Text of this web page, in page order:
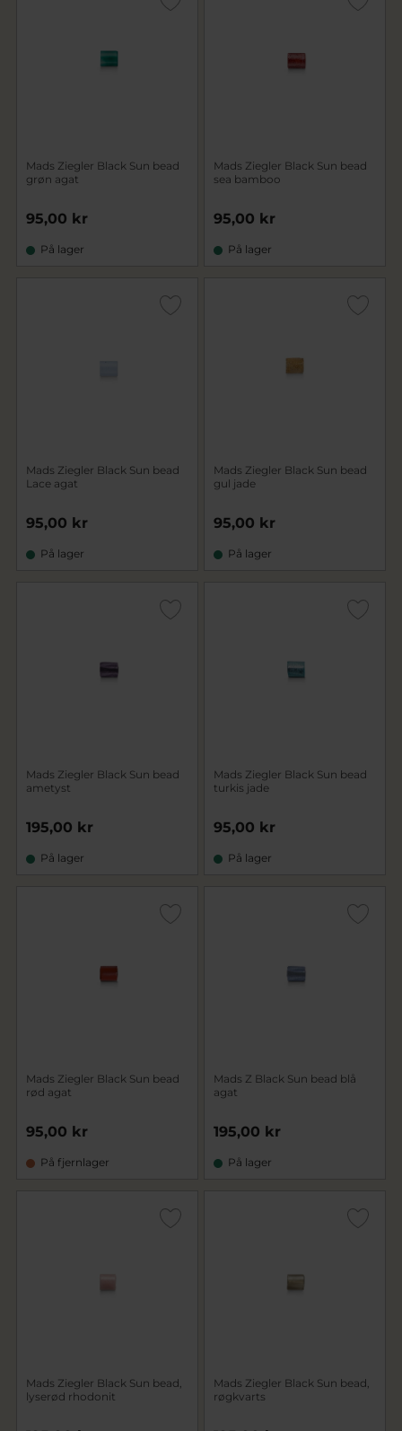
Mads Ziegler Black Sun bead
grøn agat
95,00 kr
På lager
Mads Ziegler Black Sun bead
sea bamboo
95,00 kr
På lager
Mads Ziegler Black Sun bead
Lace agat
95,00 kr
På lager
Mads Ziegler Black Sun bead
gul jade
95,00 kr
På lager
Mads Ziegler Black Sun bead
ametyst
195,00 kr
På lager
Mads Ziegler Black Sun bead
turkis jade
95,00 kr
På lager
Mads Ziegler Black Sun bead
rød agat
95,00 kr
På fjernlager
Mads Z Black Sun bead blå
agat
195,00 kr
På lager
Mads Ziegler Black Sun bead,
lyserød rhodonit
Mads Ziegler Black Sun bead,
røgkvarts